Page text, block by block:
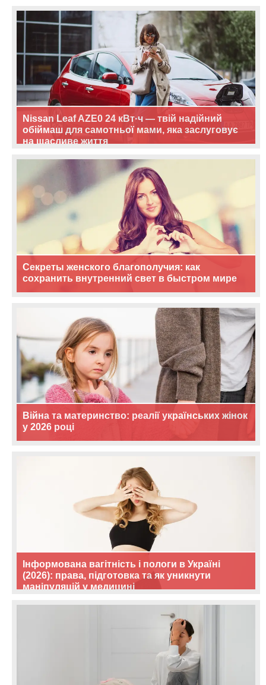
Nissan Leaf AZE0 24 кВт·ч — твій надійний
обіймаш для самотньої мами, яка заслуговує
на щасливе життя
Секреты женского благополучия: как
сохранить внутренний свет в быстром мире
Війна та материнство: реалії українських жінок
у 2026 році
Інформована вагітність і пологи в Україні
(2026): права, підготовка та як уникнути
маніпуляцій у медицині